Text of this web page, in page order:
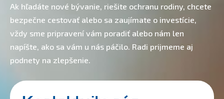
Ak hľadáte nové bývanie, riešite ochranu rodiny, chcete
bezpečne cestovať alebo sa zaujímate o investície,
vždy sme pripravení vám poradiť alebo nám len
napíšte, ako sa vám u nás páčilo. Radi prijmeme aj
podnety na zlepšenie.